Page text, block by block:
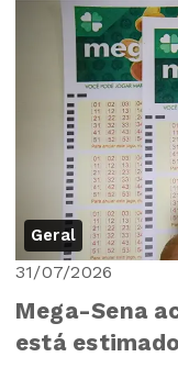
Geral
31/07/2026
Mega-Sena
está